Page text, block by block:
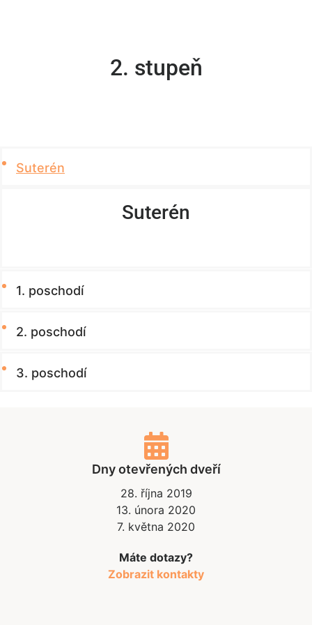
2. stupeň
Suterén
Suterén
1. poschodí
2. poschodí
3. poschodí
Dny otevřených dveří
28. října 2019
13. února 2020
7. května 2020
Máte dotazy?
Zobrazit kontakty